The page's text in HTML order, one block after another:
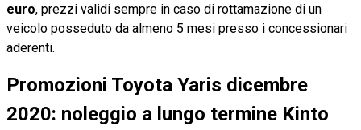
euro, prezzi validi sempre in caso di rottamazione di un
veicolo posseduto da almeno 5 mesi presso i concessionari
aderenti.
Promozioni Toyota Yaris dicembre
2020: noleggio a lungo termine Kinto